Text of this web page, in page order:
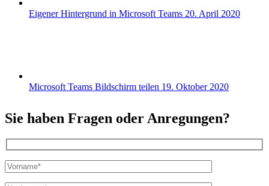
Eigener Hintergrund in Microsoft Teams 20. April 2020
Microsoft Teams Bildschirm teilen 19. Oktober 2020
Sie haben Fragen oder Anregungen?